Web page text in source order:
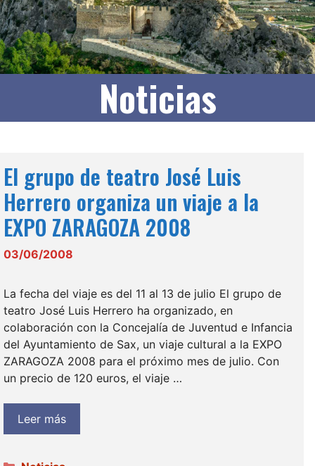
Noticias
El grupo de teatro José Luis
Herrero organiza un viaje a la
EXPO ZARAGOZA 2008
03/06/2008
La fecha del viaje es del 11 al 13 de julio El grupo de
teatro José Luis Herrero ha organizado, en
colaboración con la Concejalía de Juventud e Infancia
del Ayuntamiento de Sax, un viaje cultural a la EXPO
ZARAGOZA 2008 para el próximo mes de julio. Con
un precio de 120 euros, el viaje …
Leer más